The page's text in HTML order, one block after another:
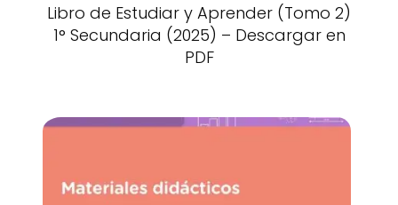
Libro de Estudiar y Aprender (Tomo 2)
1° Secundaria (2025) – Descargar en
PDF